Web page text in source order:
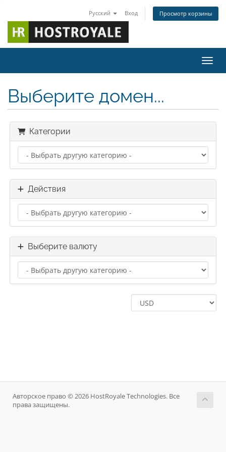
Русский Вход Просмотр корзины
Выберите домен...
Категории
Действия
Выберите валюту
Авторское право © 2026 HostRoyale Technologies. Все
права защищены.